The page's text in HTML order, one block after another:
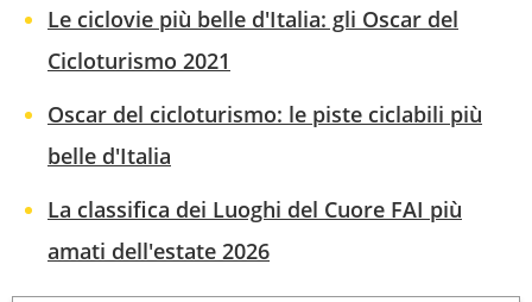
Le ciclovie più belle d'Italia: gli Oscar del
Cicloturismo 2021
Oscar del cicloturismo: le piste ciclabili più
belle d'Italia
La classifica dei Luoghi del Cuore FAI più
amati dell'estate 2026